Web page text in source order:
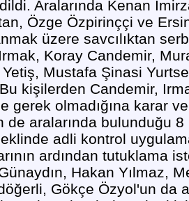
Aralarında Kenan
Özge Özpirinççi ve
üzere savcılıktan
Koray Candemir,
Mustafa Şinasi
kişilerden Candemir,
gerek olmadığına karar
de aralarında bulunduğu
adli kontrol
ardından tutuklama
Hakan Yılmaz,
Gökçe Özyol'un da